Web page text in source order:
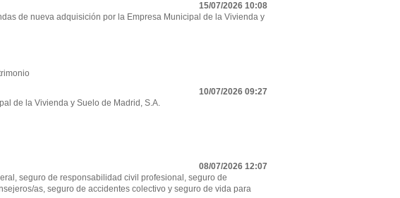
15/07/2026 10:08
de nueva adquisición por la Empresa Municipal de la Vivienda y
10/07/2026 09:27
de la Vivienda y Suelo de Madrid, S.A.
08/07/2026 12:07
seguro de responsabilidad civil profesional, seguro de
as, seguro de accidentes colectivo y seguro de vida para